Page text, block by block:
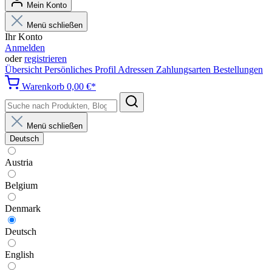
Mein Konto
Menü schließen
Ihr Konto
Anmelden
oderregistrieren
Übersicht Persönliches Profil Adressen Zahlungsarten Bestellungen
Warenkorb 0,00 €*
Menü schließen
Deutsch
Austria
Belgium
Denmark
Deutsch
English